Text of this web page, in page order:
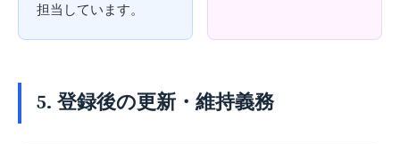
担当しています。
5. 登録後の更新・維持義務